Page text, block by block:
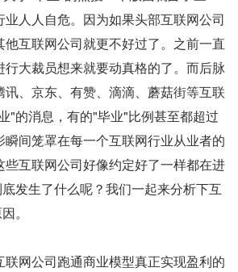
人人自危。因为如果头部互联网公司
他互联网公司就更不好过了。之前一直
大裁员想来就要动真格的了。而后脉
讯、京东、有赞、滴滴、蘑菇街等互联
"的消息，有的"毕业"比例甚至都超过
瞬间笼罩在每一个互联网行业从业者的
互联网公司好像约定好了一样都在进
发生了什么呢？我们一起来分析下互
。
联网公司跑通商业模型真正实现盈利的